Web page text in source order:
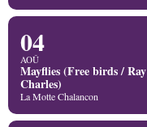
04
AOÛ
Mayflies (Free birds / Ray
Charles)
La Motte Chalancon